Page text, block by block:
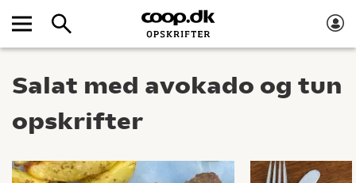
Salat med avokado og tun
opskrifter